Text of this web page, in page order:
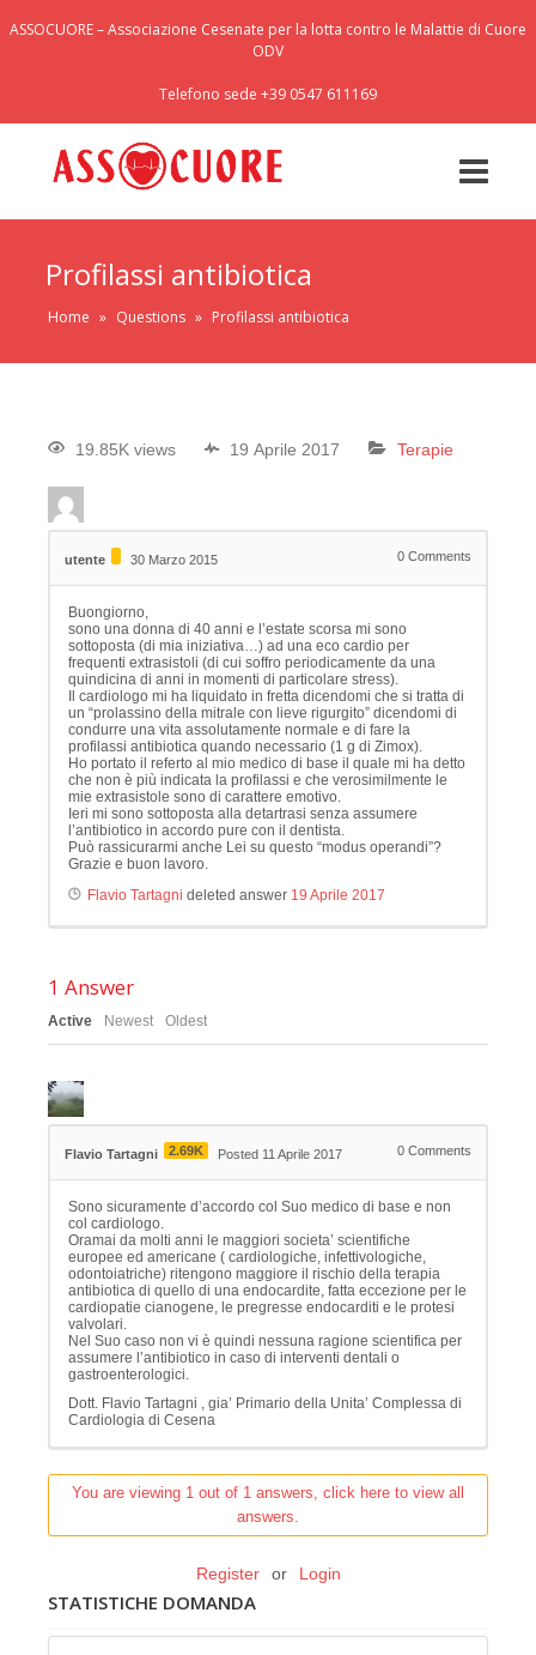
ASSOCUORE – Associazione Cesenate per la lotta contro le Malattie di Cuore
ODV
Telefono sede +39 0547 611169
Profilassi antibiotica
Home » Questions » Profilassi antibiotica
19.85K views 19 Aprile 2017 Terapie
utente 30 Marzo 2015 0 Comments
Buongiorno,
sono una donna di 40 anni e l’estate scorsa mi sono
sottoposta (di mia iniziativa…) ad una eco cardio per
frequenti extrasistoli (di cui soffro periodicamente da una
quindicina di anni in momenti di particolare stress).
Il cardiologo mi ha liquidato in fretta dicendomi che si tratta di
un “prolassino della mitrale con lieve rigurgito” dicendomi di
condurre una vita assolutamente normale e di fare la
profilassi antibiotica quando necessario (1 g di Zimox).
Ho portato il referto al mio medico di base il quale mi ha detto
che non è più indicata la profilassi e che verosimilmente le
mie extrasistole sono di carattere emotivo.
Ieri mi sono sottoposta alla detartrasi senza assumere
l’antibiotico in accordo pure con il dentista.
Può rassicurarmi anche Lei su questo “modus operandi”?
Grazie e buon lavoro.
Flavio Tartagni deleted answer 19 Aprile 2017
1 Answer
Active Newest Oldest
Flavio Tartagni 2.69K Posted 11 Aprile 2017 0 Comments
Sono sicuramente d’accordo col Suo medico di base e non
col cardiologo.
Oramai da molti anni le maggiori societa’ scientifiche
europee ed americane ( cardiologiche, infettivologiche,
odontoiatriche) ritengono maggiore il rischio della terapia
antibiotica di quello di una endocardite, fatta eccezione per le
cardiopatie cianogene, le pregresse endocarditi e le protesi
valvolari.
Nel Suo caso non vi è quindi nessuna ragione scientifica per
assumere l’antibiotico in caso di interventi dentali o
gastroenterologici.
Dott. Flavio Tartagni , gia’ Primario della Unita’ Complessa di
Cardiologia di Cesena
You are viewing 1 out of 1 answers, click here to view all
answers.
Register or Login
STATISTICHE DOMANDA